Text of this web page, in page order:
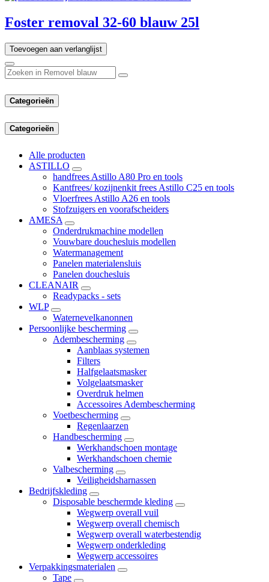
Foster removal 32-60 blauw 25l
Toevoegen aan verlanglijst
Categorieën
Categorieën
Alle producten
ASTILLO
handfrees Astillo A80 Pro en tools
Kantfrees/ kozijnenkit frees Astillo C25 en tools
Vloerfrees Astillo A26 en tools
Stofzuigers en voorafscheiders
AMESA
Onderdrukmachine modellen
Vouwbare douchesluis modellen
Watermanagement
Panelen materialensluis
Panelen douchesluis
CLEANAIR
Readypacks - sets
WLP
Waternevelkanonnen
Persoonlijke bescherming
Adembescherming
Aanblaas systemen
Filters
Halfgelaatsmasker
Volgelaatsmasker
Overdruk helmen
Accessoires Adembescherming
Voetbescherming
Regenlaarzen
Handbescherming
Werkhandschoen montage
Werkhandschoen chemie
Valbescherming
Veiligheidsharnassen
Bedrijfskleding
Disposable beschermde kleding
Wegwerp overall vuil
Wegwerp overall chemisch
Wegwerp overall waterbestendig
Wegwerp onderkleding
Wegwerp accessoires
Verpakkingsmaterialen
Tape